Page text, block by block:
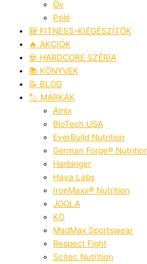
Öv
Póló
🎒 FITNESS-KIEGÉSZÍTŐK
🔥 AKCIÓK
💀 HARDCORE SZÉRIA
📚 KÖNYVEK
📝 BLOG
🏷️ MÁRKÁK
Amix
BioTech USA
EverBuild Nutrition
German Forge®
Harbinger
Haya Labs
IronMaxx® Nutrition
JOOLA
KO
MadMax Sportswear
Respect Fight
Scitec Nutrition